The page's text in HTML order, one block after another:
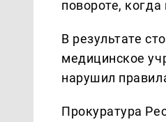
повороте,
В результате
медицинское
нарушил
Прокуратура